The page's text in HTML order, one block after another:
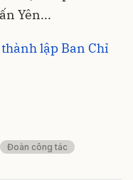
Yên...
lập Ban Chỉ
Đoàn công tác